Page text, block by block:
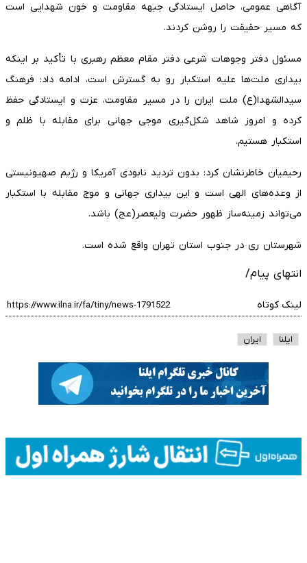
آگاهی عمومی، حاصل ایستادگی جبهه مقاومت و خون شهدایی است
که مسیر حقیقت را روشن کردند.
مسئول دفتر وجوهات شرعی دفتر مقام معظم رهبری با تأکید بر اینکه
بیداری ملت‌ها علیه استکبار رو به گسترش است، ادامه داد: فرهنگ
سیدالشهدا(ع) ملت ایران را در مسیر مقاومت، عزت و ایستادگی حفظ
کرده و امروز شاهد شکل‌گیری موجی جهانی برای مقابله با ظلم و
استکبار هستیم.
رحیمیان خاطرنشان کرد: بدون تردید نابودی آمریکا و رژیم صهیونیستی
از وعده‌های الهی است و این بیداری جهانی و موج مقابله با استکبار
می‌تواند زمینه‌ساز ظهور حضرت ولیعصر(عج) باشد.
شهرستان ری در جنوب استان تهران واقع شده است.
انتهای پیام/
لینک کوتاه
ایلنا ایران